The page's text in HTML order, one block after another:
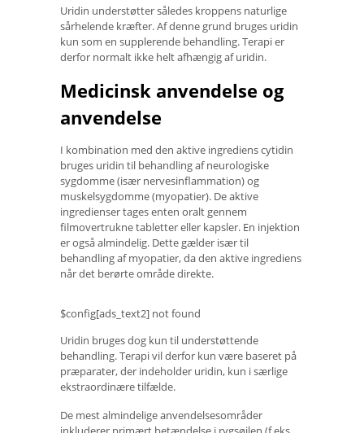
Uridin understøtter således kroppens naturlige
sårhelende kræfter. Af denne grund bruges uridin
kun som en supplerende behandling. Terapi er
derfor normalt ikke helt afhængig af uridin.
Medicinsk anvendelse og
anvendelse
I kombination med den aktive ingrediens cytidin
bruges uridin til behandling af neurologiske
sygdomme (især nervesinflammation) og
muskelsygdomme (myopatier). De aktive
ingredienser tages enten oralt gennem
filmovertrukne tabletter eller kapsler. En injektion
er også almindelig. Dette gælder især til
behandling af myopatier, da den aktive ingrediens
når det berørte område direkte.
$config[ads_text2] not found
Uridin bruges dog kun til understøttende
behandling. Terapi vil derfor kun være baseret på
præparater, der indeholder uridin, kun i særlige
ekstraordinære tilfælde.
De mest almindelige anvendelsesområder